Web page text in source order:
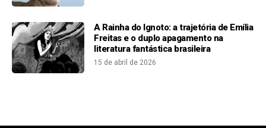
A Rainha do Ignoto: a trajetória de Emília
Freitas e o duplo apagamento na
literatura fantástica brasileira
15 de abril de 2026